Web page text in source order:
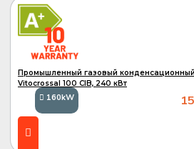
160kW
A
A+
Промышленный газовый
Vitocrossal 100 CIB, 240 кВт